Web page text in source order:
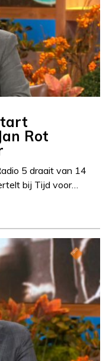
Rot
5 draait van 14
bij Tijd voor…